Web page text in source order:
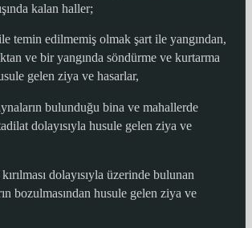
kalan haller;
temin edilmemiş olmak şart ile yangından,
ve bir yangında söndürme ve kurtarma
gelen ziya ve hasarlar,
bulunduğu bina ve mahallerde
dolayısıyla husule gelen ziya ve
dolayısıyla üzerinde bulunan
bozulmasından husule gelen ziya ve